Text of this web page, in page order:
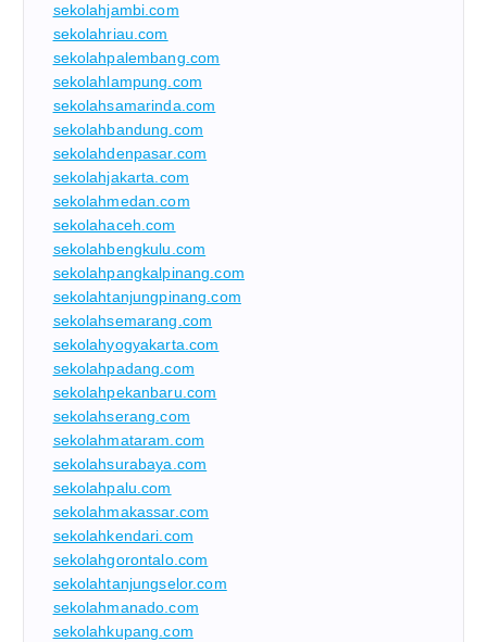
sekolahjambi.com
sekolahriau.com
sekolahpalembang.com
sekolahlampung.com
sekolahsamarinda.com
sekolahbandung.com
sekolahdenpasar.com
sekolahjakarta.com
sekolahmedan.com
sekolahaceh.com
sekolahbengkulu.com
sekolahpangkalpinang.com
sekolahtanjungpinang.com
sekolahsemarang.com
sekolahyogyakarta.com
sekolahpadang.com
sekolahpekanbaru.com
sekolahserang.com
sekolahmataram.com
sekolahsurabaya.com
sekolahpalu.com
sekolahmakassar.com
sekolahkendari.com
sekolahgorontalo.com
sekolahtanjungselor.com
sekolahmanado.com
sekolahkupang.com